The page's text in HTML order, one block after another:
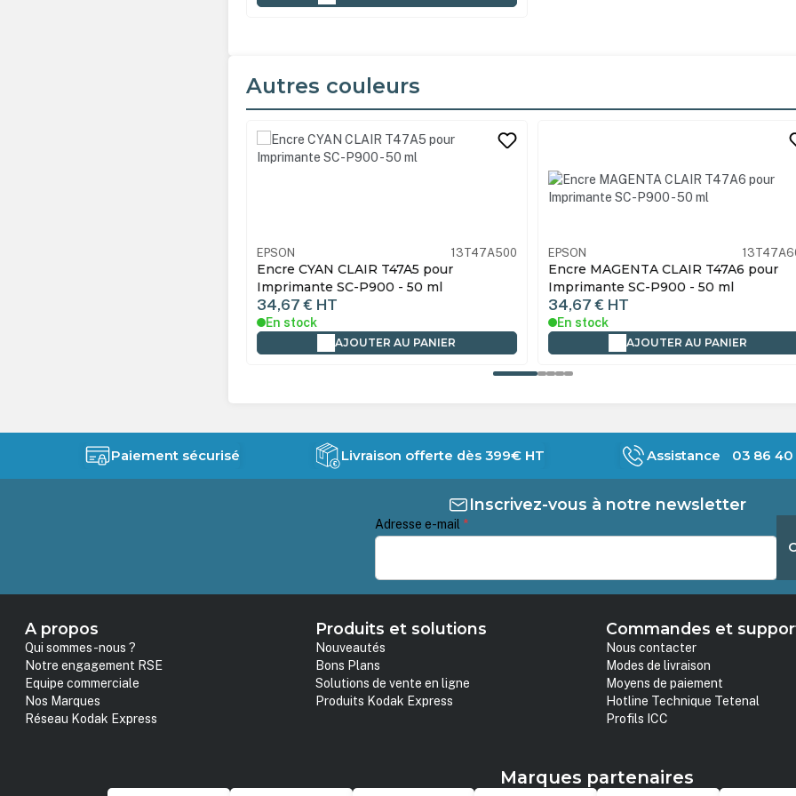
Autres couleurs
Ignorer la galerie de produits
EPSON 13T47A500
Encre CYAN CLAIR T47A5 pour
Imprimante SC-P900 - 50 ml
34,67 € HT
En stock
AJOUTER AU PANIER
EPSON
Encre MAGENTA CLAIR T47A6 pour
Imprimante SC-P900 - 50 ml
34,67 € HT
En stock
AJOUTER AU PANIER
Paiement sécurisé Livraison offerte dès 399€ HT Assistance 03 86 40
Inscrivez-vous à notre newsletter
Adresse e-mail *
A propos
Qui sommes-nous ?
Notre engagement RSE
Equipe commerciale
Nos Marques
Réseau Kodak Express
Produits et solutions
Nouveautés
Bons Plans
Solutions de vente en ligne
Produits Kodak Express
Commandes et
Nous contacter
Modes de livraison
Moyens de paiement
Hotline Technique Tetenal
Profils ICC
Marques partenaires